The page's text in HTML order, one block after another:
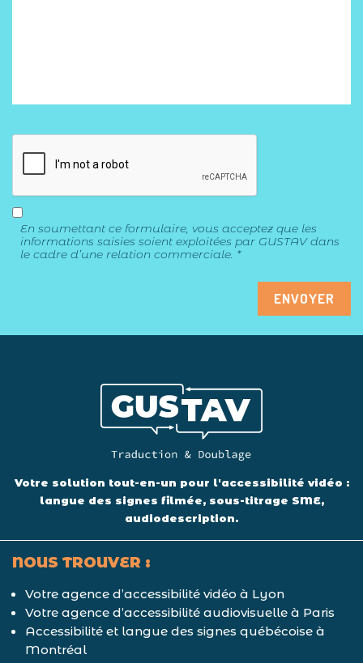
En soumettant ce formulaire, vous acceptez que les
informations saisies soient exploitées par GUSTAV dans
le cadre d’une relation commerciale. *
Votre solution tout-en-un pour l'accessibilité vidéo :
langue des signes filmée, sous-titrage SME,
audiodescription.
NOUS TROUVER :
Votre agence d’accessibilité vidéo à Lyon
Votre agence d’accessibilité audiovisuelle à Paris
Accessibilité et langue des signes québécoise à
Montréal